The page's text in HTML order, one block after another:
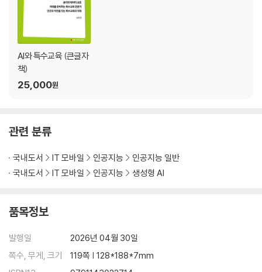
AI와 특수교육 (큰글자
책)
25,000원
관련 분류
국내도서 IT 모바일 인공지능
인공지능 일반
국내도서
IT 모바일 인공지능 생성형 AI
품목정보
발행일
2026년 04월 30일
쪽수, 무게, 크기
119쪽 | 128*188*7mm